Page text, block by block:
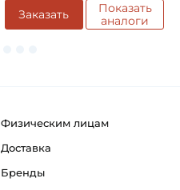
Заказать
Показать
аналоги
Физическим лицам
Доставка
Бренды